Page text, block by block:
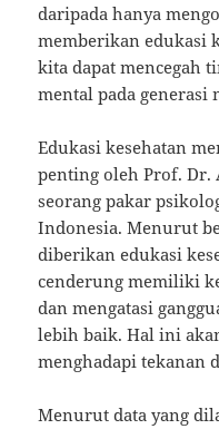
daripada hanya
memberikan edukasi
kita dapat mencegah
mental pada generasi
Edukasi kesehatan
penting oleh Prof.
seorang pakar
Indonesia. Menurut
diberikan edukasi
cenderung memiliki
dan mengatasi
lebih baik. Hal ini
menghadapi tekanan
Menurut data yang